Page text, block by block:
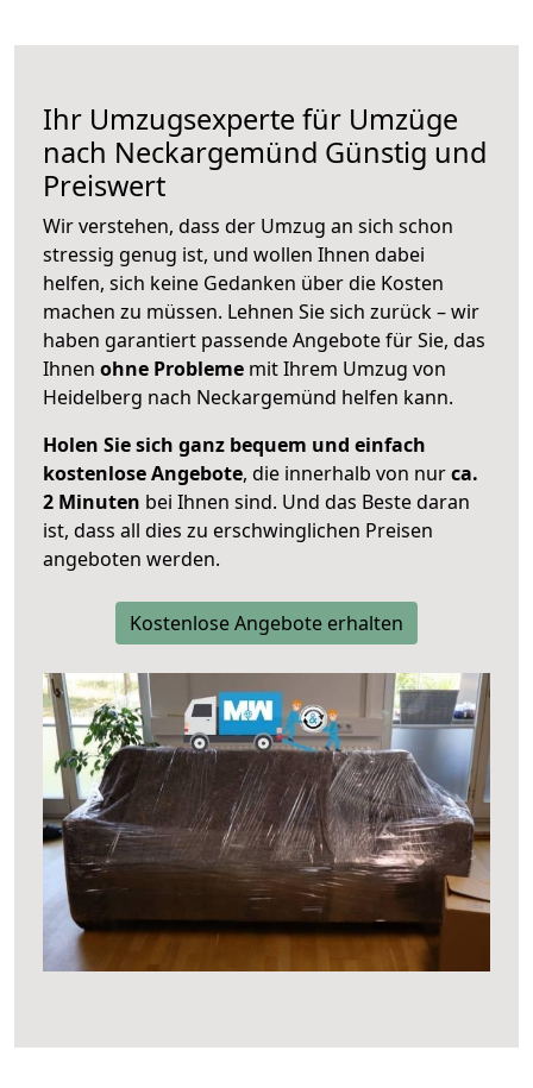
Ihr Umzugsexperte für Umzüge
nach Neckargemünd Günstig und
Preiswert
Wir verstehen, dass der Umzug an sich schon
stressig genug ist, und wollen Ihnen dabei
helfen, sich keine Gedanken über die Kosten
machen zu müssen. Lehnen Sie sich zurück – wir
haben garantiert passende Angebote für Sie, das
Ihnen ohne Probleme mit Ihrem Umzug von
Heidelberg nach Neckargemünd helfen kann.
Holen Sie sich ganz bequem und einfach
kostenlose Angebote, die innerhalb von nurca.
2 Minuten bei Ihnen sind. Und das Beste daran
ist, dass all dies zu erschwinglichen Preisen
angeboten werden.
Kostenlose Angebote erhalten